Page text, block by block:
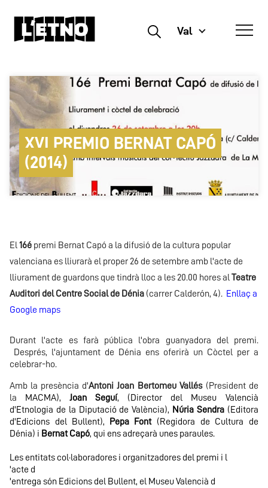
Buscar Val
XVI PREMIO BERNAT CAPÓ
(2014)
El 16é premi Bernat Capó a la difusió de la cultura popular
valenciana es lliurarà el proper 26 de setembre amb l'acte de
lliurament de guardons que tindrà lloc a les 20.00 hores al Teatre
Auditori del Centre Social de Dénia (carrer Calderón, 4). Enllaç a
Google maps
Durant l'acte es farà pública l'obra guanyadora del premi.
Després, l'ajuntament de Dénia ens oferirà un Còctel per a
celebrar-ho.
Amb la presència d'Antoni Joan Bertomeu Vallés(President de
la
MACMA), Joan Seguí, (Director del
Museu Valencià
d'Etnologia de la Diputació de València), Núria Sendra (Editora
d'Edicions del Bullent), Pepa Font(Regidora de Cultura de
Dénia) i Bernat Capó, qui ens adreçarà unes paraules.
Les entitats col·laboradores i organitzadores del premi i l
'acte d
'entrega són Edicions del Bullent, el Museu Valencià d